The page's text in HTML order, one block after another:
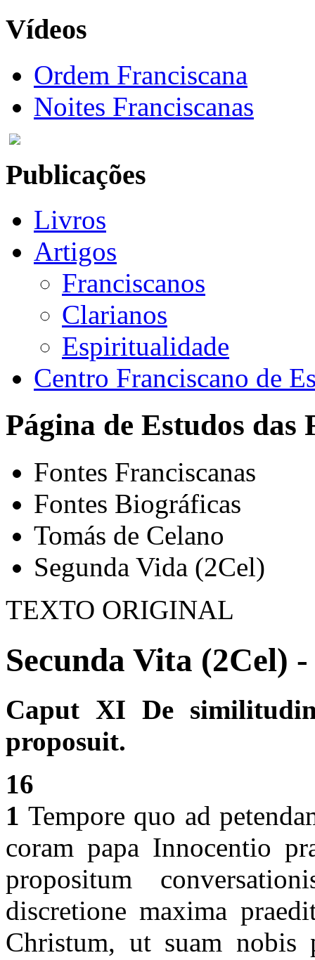
Vídeos
Ordem Franciscana
Noites Franciscanas
Publicações
Livros
Artigos
Franciscanos
Clarianos
Espiritualidade
Centro Franciscano de
Página de Estudos das
Fontes Franciscanas
Fontes Biográficas
Tomás de Celano
Segunda Vida (2Cel)
TEXTO ORIGINAL
Secunda Vita (2Cel) -
Caput XI De
proposuit.
16
1 Tempore quo ad
coram papa Innocentio
propositum
discretione maxima
Christum, ut suam nobis